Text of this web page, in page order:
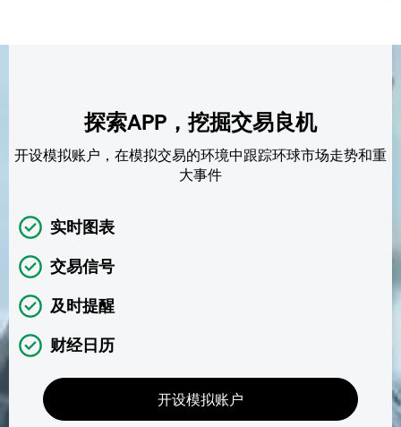
探索APP，挖掘交易良机
开设模拟账户，在模拟交易的环境中跟踪环球市场走势和重
大事件
实时图表
交易信号
及时提醒
财经日历